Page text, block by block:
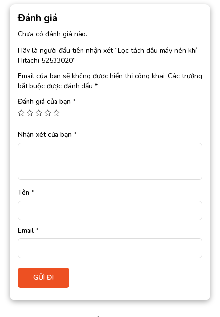
Đánh giá
Chưa có đánh giá nào.
Hãy là người đầu tiên nhận xét “Lọc tách dầu máy nén khí
Hitachi 52533020”
Email của bạn sẽ không được hiển thị công khai. Các trường
bắt buộc được đánh dấu *
Đánh giá của bạn *
Nhận xét của bạn *
Tên *
Email *